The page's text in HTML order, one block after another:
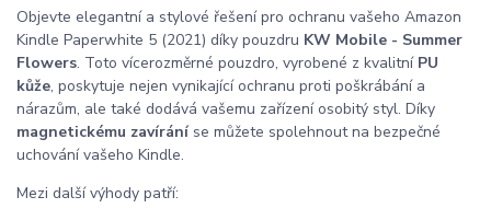
Objevte elegantní a stylové řešení pro ochranu vašeho Amazon
Kindle Paperwhite 5 (2021) díky pouzdru KW Mobile - Summer
Flowers. Toto vícerozměrné pouzdro, vyrobené z kvalitní PU
kůže, poskytuje nejen vynikající ochranu proti poškrábání a
nárazům, ale také dodává vašemu zařízení osobitý styl. Díky
magnetickému zavíráníse můžete spolehnout na bezpečné
uchování vašeho Kindle.
Mezi další výhody patří: